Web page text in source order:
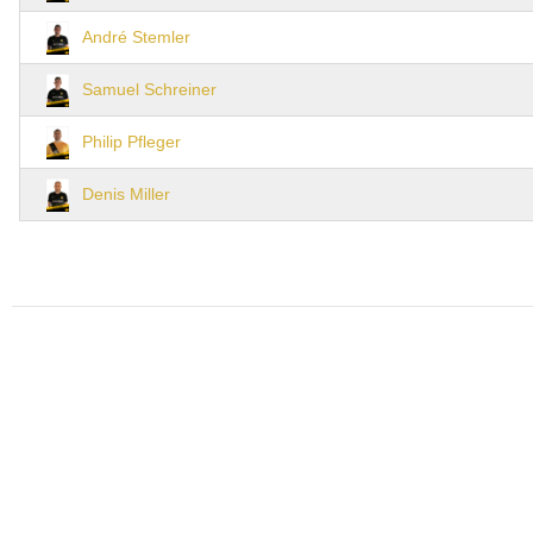
André Stemler
Samuel Schreiner
Philip Pfleger
Denis Miller